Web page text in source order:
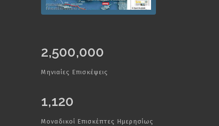
2,500,000
Μηνιαίες Επισκέψεις
1,120
Μοναδικοί Επισκέπτες Ημερησίως